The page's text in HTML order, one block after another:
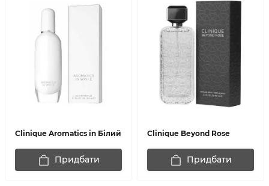
Clinique Aromatics in Білий
Придбати
Clinique Beyond Rose
Придбати